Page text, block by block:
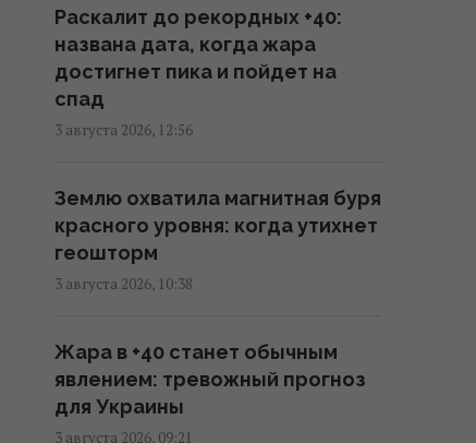
уже осенью: разведка США
опубликовала новый прогноз, -
WSJ
06:46 пятница, 07 августа 2026
Черном море: в FP раскрыли
последствия
04:37 пятница, 07 августа 2026
против Кубы за
сотрудничество с Китаем и РФ,
– Bloomberg
Раскалит до рекордных +40:
названа дата, когда жара
достигнет пика и пойдет на
спад
3 августа 2026, 12:56
Землю охватила магнитная буря
красного уровня: когда утихнет
геошторм
3 августа 2026, 10:38
Жара в +40 станет обычным
явлением: тревожный прогноз
для Украины
3 августа 2026, 09:21